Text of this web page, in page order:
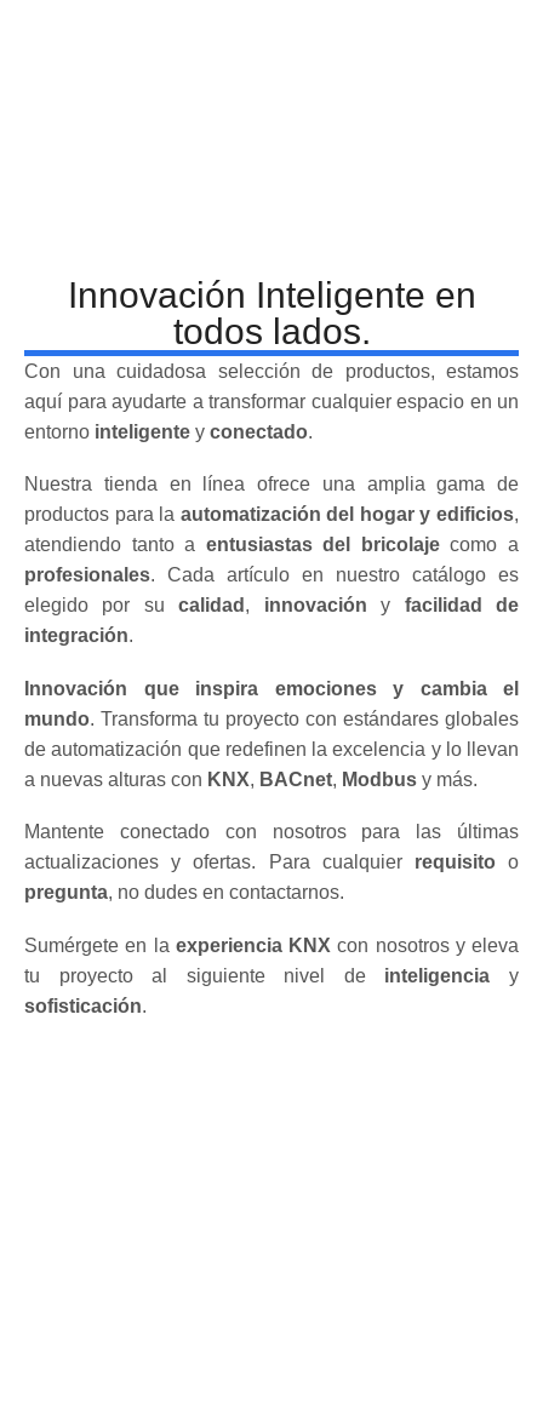
Innovación Inteligente en
todos lados.
Con una cuidadosa selección de productos, estamos
aquí para ayudarte a transformar cualquier espacio en un
entorno inteligente y conectado.
Nuestra tienda en línea ofrece una amplia gama de
productos para la automatización del hogar y edificios,
atendiendo tanto a entusiastas del bricolajecomo a
profesionales. Cada artículo en nuestro catálogo es
elegido por sucalidad , innovación y facilidad de
integración.
Innovación que inspira emociones y cambia el
mundo. Transforma tu proyecto con estándares globales
de automatización que redefinen la excelencia y lo llevan
a nuevas alturas con KNX, BACnet, Modbus y más.
Mantente conectado con nosotros para las últimas
actualizaciones y ofertas. Para cualquier requisitoo
pregunta, no dudes en contactarnos.
Sumérgete en la experiencia KNX con nosotros y eleva
tu proyecto al siguiente nivel de inteligencia y
sofisticación.